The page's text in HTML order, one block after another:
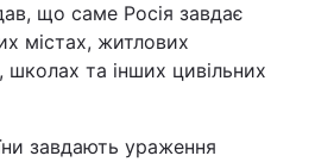
що саме Росія завдає
містах, житлових
школах та інших цивільних
завдають ураження